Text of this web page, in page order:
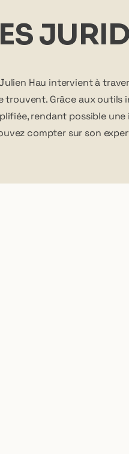
Hau intervient à
trouvent. Grâce aux
rendant possible
compter sur son